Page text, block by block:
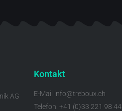
AG
Kontakt
E-Mail info@treboux.ch
Telefon: +41 (0)33 221 98 44